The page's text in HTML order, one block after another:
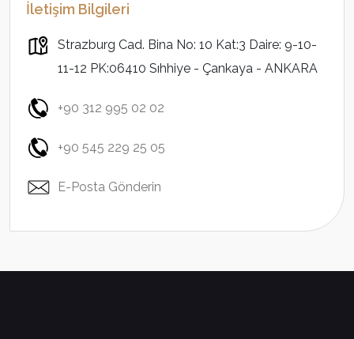
İletişim Bilgileri
Strazburg Cad. Bina No: 10 Kat:3 Daire: 9-10-
11-12 PK:06410 Sıhhiye - Çankaya - ANKARA
+90 312 995 02 02
+90 545 229 25 05
E-Posta Gönderin